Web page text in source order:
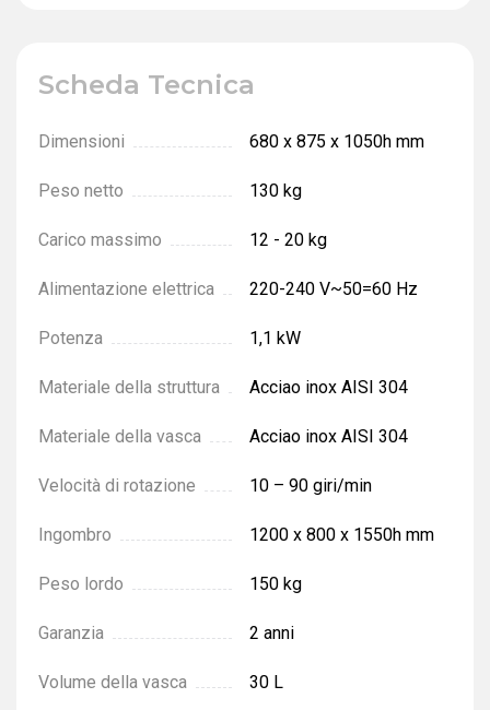
Scheda Tecnica
Dimensioni 680 х 875 х 1050h mm
Peso netto 130 kg
Carico massimo 12 - 20 kg
Alimentazione elettrica 220-240 V~50=60 Hz
Potenza 1,1 kW
Materiale della struttura Acciao inox AISI 304
Materiale della vasca Acciao inox AISI 304
Velocità di rotazione 10 – 90 giri/min
Ingombro 1200 x 800 x 1550h mm
Peso lordo 150 kg
Garanzia 2 anni
Volume della vasca 30 L